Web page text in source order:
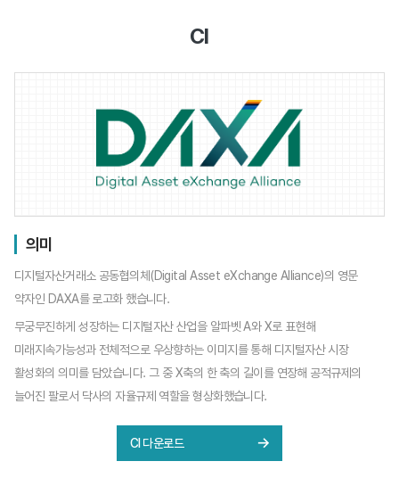
CI
의미
디지털자산거래소 공동협의체(Digital Asset eXchange Alliance)의 영문
약자인 DAXA를 로고화 했습니다.
무궁무진하게 성장하는 디지털자산 산업을 알파벳 A와 X로 표현해
미래지속가능성과 전체적으로 우상향하는 이미지를 통해 디지털자산 시장
활성화의 의미를 담았습니다. 그 중 X축의 한 축의 길이를 연장해 공적규제의
늘어진 팔로서 닥사의 자율규제 역할을 형상화했습니다.
CI 다운로드